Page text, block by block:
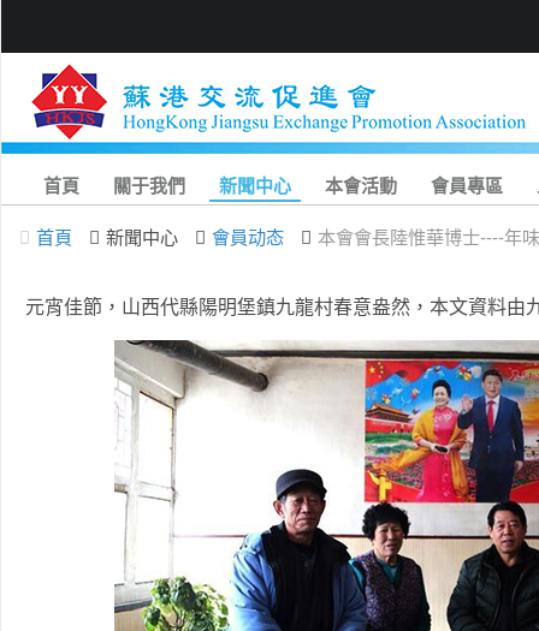
首頁 關于我們 新聞中心 本會活動 會員專區
首頁 新聞中心 會員动态 本會會長陸惟華博士----年
元宵佳節，山西代縣陽明堡鎮九龍村春意盎然，本文資料由